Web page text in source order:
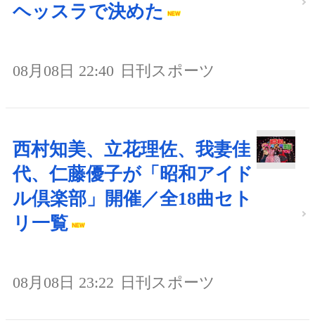
ヘッスラで決めた
08月08日 22:40 日刊スポーツ
西村知美、立花理佐、我妻佳
代、仁藤優子が「昭和アイド
ル倶楽部」開催／全18曲セト
リ一覧
08月08日 23:22 日刊スポーツ